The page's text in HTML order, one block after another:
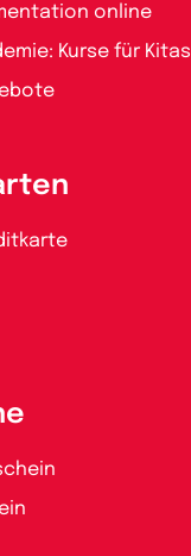
online
Kurse für Kitas